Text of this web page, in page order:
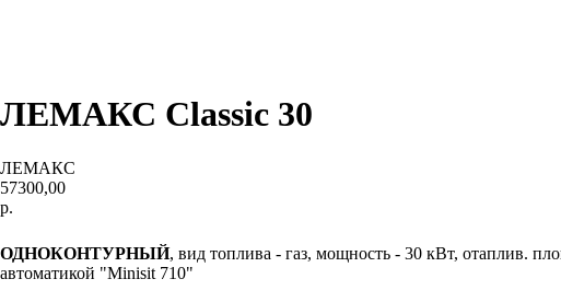
ЛЕМАКС Сlassic 30
ЛЕМАКС
57300,00
р.
ОДНОКОНТУРНЫЙ, вид топлива - газ, мощность - 30 кВт, отаплив.
автоматикой "Minisit 710"